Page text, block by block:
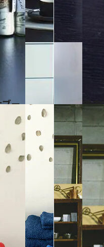
プチプラで人気「
ライ